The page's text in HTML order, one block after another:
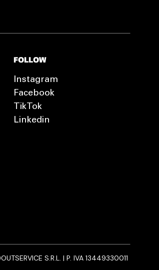
FOLLOW
Instagram
Facebook
TikTok
Linkedin
S.R.L. | P. IVA 13449330011